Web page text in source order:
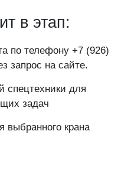
в этап:
по телефону +7 (926)
запрос на сайте.
спецтехники для
задач
выбранного крана